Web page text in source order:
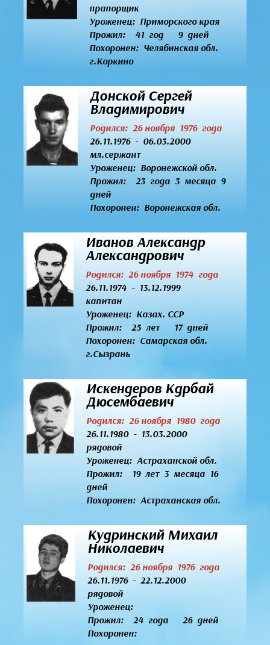
прапорщик
Уроженец: Приморского края
Прожил: 41 год 9 дней
Похоронен: Челябинская обл.
г.Коркино
Донской Сергей
Владимирович
Родился: 26 ноября 1976 года
26.11.1976 - 06.03.2000
мл.сержант
Уроженец:Воронежской обл.
Прожил: 23 года 3 месяца 9
дней
Похоронен: Воронежская обл.
Иванов Александр
Александрович
Родился: 26 ноября 1974 года
26.11.1974 - 13.12.1999
капитан
Уроженец: Казах. ССР
Прожил: 25 лет 17 дней
Похоронен: Самарская обл.
г.Сызрань
Искендеров Кдрбай
Дюсембаевич
Родился: 26 ноября 1980 года
26.11.1980 - 13.03.2000
рядовой
Уроженец: Астраханской обл.
Прожил: 19 лет 3 месяца 16
дней
Похоронен: Астраханская обл.
Кудринский Михаил
Николаевич
Родился: 26 ноября 1976 года
26.11.1976 - 22.12.2000
рядовой
Уроженец:
Прожил: 24 года 26 дней
Похоронен: